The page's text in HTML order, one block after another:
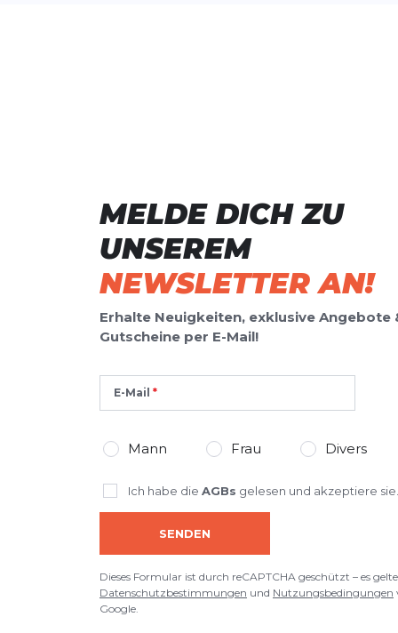
MELDE DICH ZU
UNSEREM
NEWSLETTER AN!
Erhalte Neuigkeiten, exklusive Angebote
Gutscheine per E-Mail!
E-Mail
Mann Frau Divers
Ich habe die AGBs gelesen und akzeptiere sie.
SENDEN
Dieses Formular ist durch reCAPTCHA geschützt – es
Datenschutzbestimmungen und Nutzungsbedingungen
Google.